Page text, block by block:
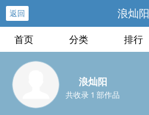
返回 浪灿阳
首页 分类 排行
浪灿阳
共收录 1 部作品